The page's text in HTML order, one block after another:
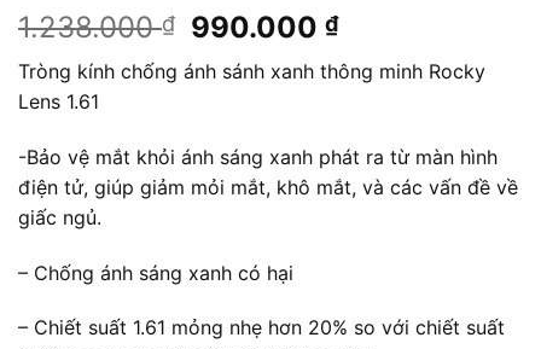
1.238.000₫
Giá
gốc
là:
990.000₫Giá
hiện
tại
990.000 ₫.
Tròng kính chống ánh sánh xanh thông minh Rocky
Lens 1.61
-Bảo vệ mắt khỏi ánh sáng xanh phát ra từ màn hình
điện tử, giúp giảm mỏi mắt, khô mắt, và các vấn đề về
giấc ngủ.
– Chống ánh sáng xanh có hại
– Chiết suất 1.61 mỏng nhẹ hơn 20% so với chiết suất